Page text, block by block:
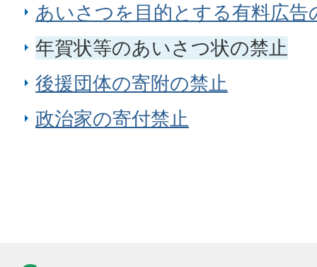
あいさつを目的とする有料広告
年賀状等のあいさつ状の禁止
後援団体の寄附の禁止
政治家の寄付禁止